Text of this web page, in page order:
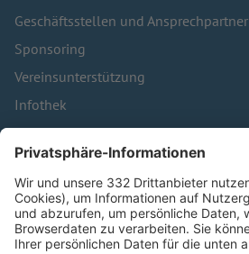
Geschäftsstellen und Ansprechpartner
Sponsoring
Vereinsunterstützung
Infothek
Kontakt
HÄUFIG BESUCHTE SEITEN
Pässe und Vereinswechsel
Trainerausbildung